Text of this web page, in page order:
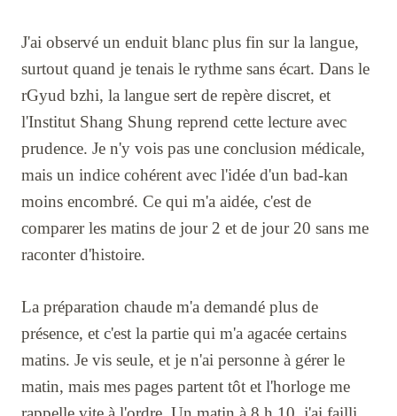
J'ai observé un enduit blanc plus fin sur la langue,
surtout quand je tenais le rythme sans écart. Dans le
rGyud bzhi, la langue sert de repère discret, et
l'Institut Shang Shung reprend cette lecture avec
prudence. Je n'y vois pas une conclusion médicale,
mais un indice cohérent avec l'idée d'un bad-kan
moins encombré. Ce qui m'a aidée, c'est de
comparer les matins de jour 2 et de jour 20 sans me
raconter d'histoire.
La préparation chaude m'a demandé plus de
présence, et c'est la partie qui m'a agacée certains
matins. Je vis seule, et je n'ai personne à gérer le
matin, mais mes pages partent tôt et l'horloge me